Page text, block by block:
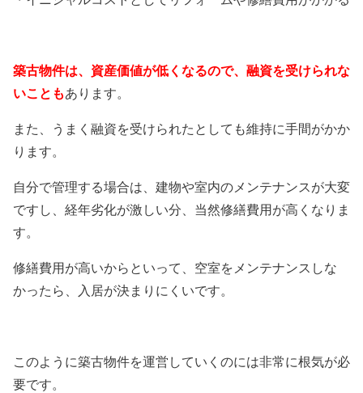
築古物件は、資産価値が低くなるので、融資を受けられな
いこともあります。
また、うまく融資を受けられたとしても維持に手間がかか
ります。
自分で管理する場合は、建物や室内のメンテナンスが大変
ですし、経年劣化が激しい分、当然修繕費用が高くなりま
す。
修繕費用が高いからといって、空室をメンテナンスしな
かったら、入居が決まりにくいです。
このように築古物件を運営していくのには非常に根気が必
要です。